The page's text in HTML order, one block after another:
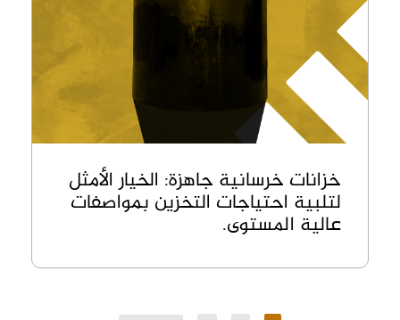
خزانات خرسانية جاهزة: الخيار الأمثل
لتلبية احتياجات التخزين بمواصفات
عالية المستوى.